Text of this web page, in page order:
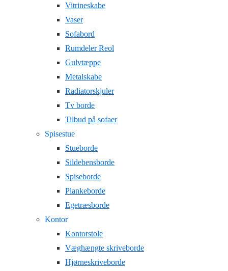
Vitrineskabe
Vaser
Sofabord
Rumdeler Reol
Gulvtæppe
Metalskabe
Radiatorskjuler
Tv borde
Tilbud på sofaer
Spisestue
Stueborde
Sildebensborde
Spiseborde
Plankeborde
Egetræsborde
Kontor
Kontorstole
Væghængte skriveborde
Hjørneskriveborde